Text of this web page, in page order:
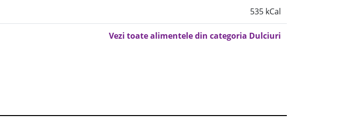
535 kCal
Vezi toate alimentele din categoria Dulciuri